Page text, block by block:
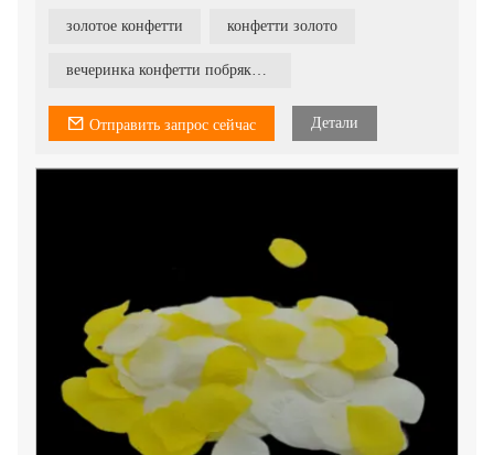
конфетти-стрелка.
золотое конфетти конфетти золото
вечеринка конфетти побрякушки круг синего цвета
Отправить запрос сейчас Детали